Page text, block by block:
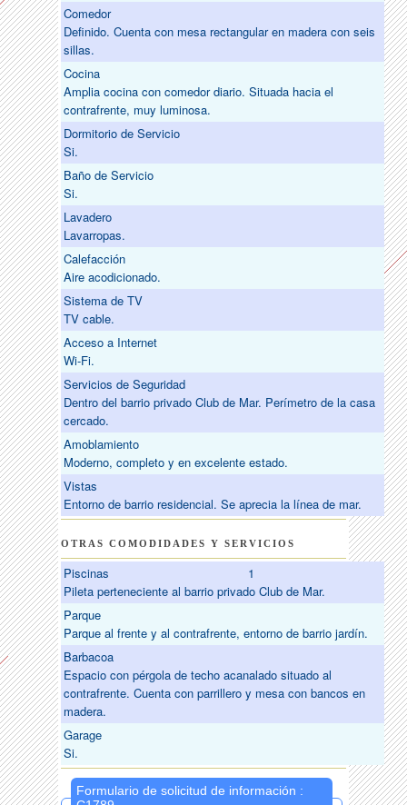
Comedor
Definido. Cuenta con mesa rectangular en madera con seis
sillas.
Cocina
Amplia cocina con comedor diario. Situada hacia el
contrafrente, muy luminosa.
Dormitorio de Servicio
Si.
Baño de Servicio
Si.
Lavadero
Lavarropas.
Calefacción
Aire acodicionado.
Sistema de TV
TV cable.
Acceso a Internet
Wi-Fi.
Servicios de Seguridad
Dentro del barrio privado Club de Mar. Perímetro de la casa
cercado.
Amoblamiento
Moderno, completo y en excelente estado.
Vistas
Entorno de barrio residencial. Se aprecia la línea de mar.
OTRAS COMODIDADES Y SERVICIOS
Piscinas
1
Pileta perteneciente al barrio privado Club de Mar.
Parque
Parque al frente y al contrafrente, entorno de barrio jardín.
Barbacoa
Espacio con pérgola de techo acanalado situado al
contrafrente. Cuenta con parrillero y mesa con bancos en
madera.
Garage
Si.